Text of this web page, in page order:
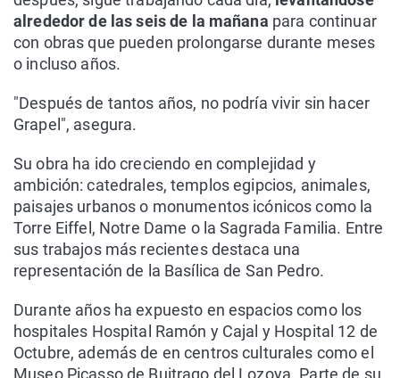
alrededor de las seis de la mañana para continuar
con obras que pueden prolongarse durante meses
o incluso años.
"Después de tantos años, no podría vivir sin hacer
Grapel", asegura.
Su obra ha ido creciendo en complejidad y
ambición: catedrales, templos egipcios, animales,
paisajes urbanos o monumentos icónicos como la
Torre Eiffel, Notre Dame o la Sagrada Familia. Entre
sus trabajos más recientes destaca una
representación de la Basílica de San Pedro.
Durante años ha expuesto en espacios como los
hospitales Hospital Ramón y Cajal y Hospital 12 de
Octubre, además de en centros culturales como el
Museo Picasso de Buitrago del Lozoya. Parte de su